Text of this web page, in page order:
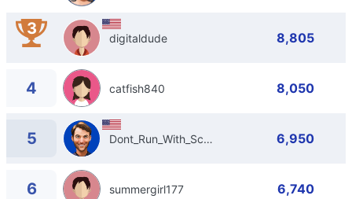
3 digitaldude 8,805
4 catfish840 8,050
5 Dont_Run_With_Scissors 6,950
6 summergirl177 6,740